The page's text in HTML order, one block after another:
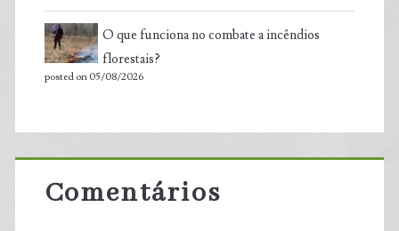
O que funciona no combate a incêndios
florestais?
posted on 05/08/2026
Comentários